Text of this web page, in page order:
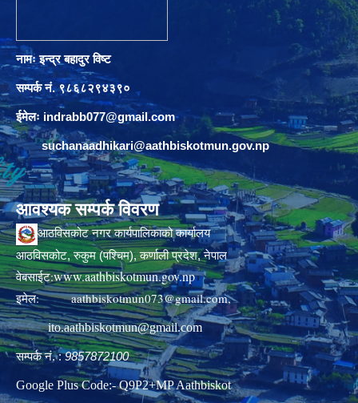
नामः इन्द्र बहादुर विष्ट
सम्पर्क नं. ९८६८२९४३९०
ईमेलः indrabb077@gmail.com
suchanaadhikari@aathbiskotmun.gov.np
आवश्यक सम्पर्क विवरण
आठविसकोट नगर कार्यपालिकाको कार्यालय
आठविसकोट, रुकुम (पश्चिम), कर्णाली प्रदेश, नेपाल
वेबसाईट:www.aathbiskotmun.gov.np
इमेल:aathbiskotmun073@gmail.com,
ito.aathbiskotmun@gmail.com
सम्पर्क नं. :9857872100
Google Plus Code:- Q9P2+MP Aathbiskot